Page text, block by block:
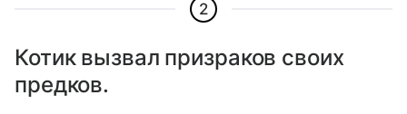
2
Котик вызвал призраков своих
предков.